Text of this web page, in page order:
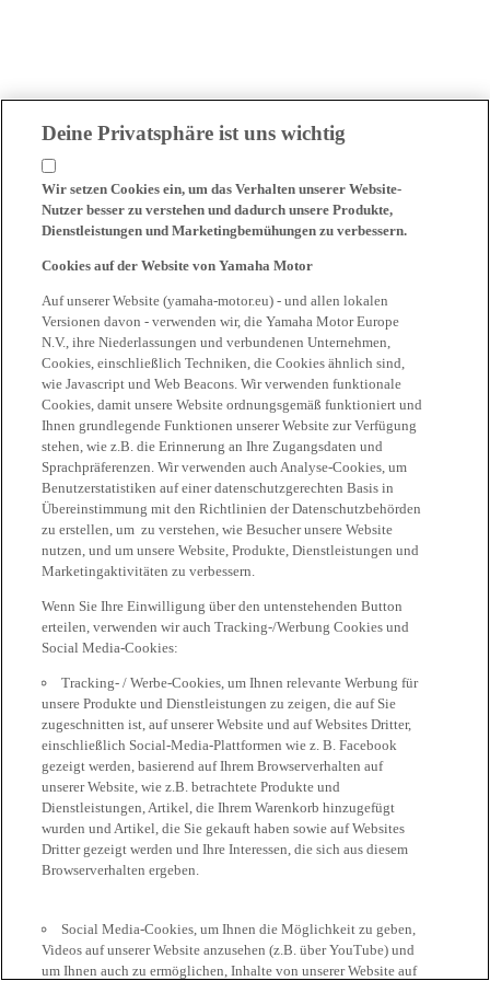
Deine Privatsphäre ist uns wichtig
Wir setzen Cookies ein, um das Verhalten unserer Website-
Nutzer besser zu verstehen und dadurch unsere Produkte,
Dienstleistungen und Marketingbemühungen zu verbessern.
Cookies auf der Website von Yamaha Motor
Auf unserer Website (yamaha-motor.eu) - und allen lokalen
Versionen davon - verwenden wir, die Yamaha Motor Europe
N.V., ihre Niederlassungen und verbundenen Unternehmen,
Cookies, einschließlich Techniken, die Cookies ähnlich sind,
wie Javascript und Web Beacons. Wir verwenden funktionale
Cookies, damit unsere Website ordnungsgemäß funktioniert und
Ihnen grundlegende Funktionen unserer Website zur Verfügung
stehen, wie z.B. die Erinnerung an Ihre Zugangsdaten und
Sprachpräferenzen. Wir verwenden auch Analyse-Cookies, um
Benutzerstatistiken auf einer datenschutzgerechten Basis in
Übereinstimmung mit den Richtlinien der Datenschutzbehörden
zu erstellen, um zu verstehen, wie Besucher unsere Website
nutzen, und um unsere Website, Produkte, Dienstleistungen und
Marketingaktivitäten zu verbessern.
Wenn Sie Ihre Einwilligung über den untenstehenden Button
erteilen, verwenden wir auch Tracking-/Werbung Cookies und
Social Media-Cookies:
Tracking- / Werbe-Cookies, um Ihnen relevante Werbung für
unsere Produkte und Dienstleistungen zu zeigen, die auf Sie
zugeschnitten ist, auf unserer Website und auf Websites Dritter,
einschließlich Social-Media-Plattformen wie z. B. Facebook
gezeigt werden, basierend auf Ihrem Browserverhalten auf
unserer Website, wie z.B. betrachtete Produkte und
Dienstleistungen, Artikel, die Ihrem Warenkorb hinzugefügt
wurden und Artikel, die Sie gekauft haben sowie auf Websites
Dritter gezeigt werden und Ihre Interessen, die sich aus diesem
Browserverhalten ergeben.
Social Media-Cookies, um Ihnen die Möglichkeit zu geben,
Videos auf unserer Website anzusehen (z.B. über YouTube) und
um Ihnen auch zu ermöglichen, Inhalte von unserer Website auf